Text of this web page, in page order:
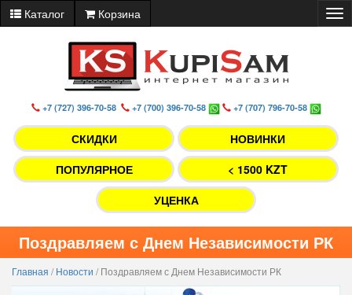
Каталог Корзина
+7 (727) 396-70-58 +7 (700) 396-70-58 +7 (707) 796-70-58
СКИДКИ
НОВИНКИ
ПОПУЛЯРНОЕ
< 1500 KZT
УЦЕНКА
Поздравляем с Днем Независимости РК
Главная /Новости /Поздравляем с Днем Независимости РК